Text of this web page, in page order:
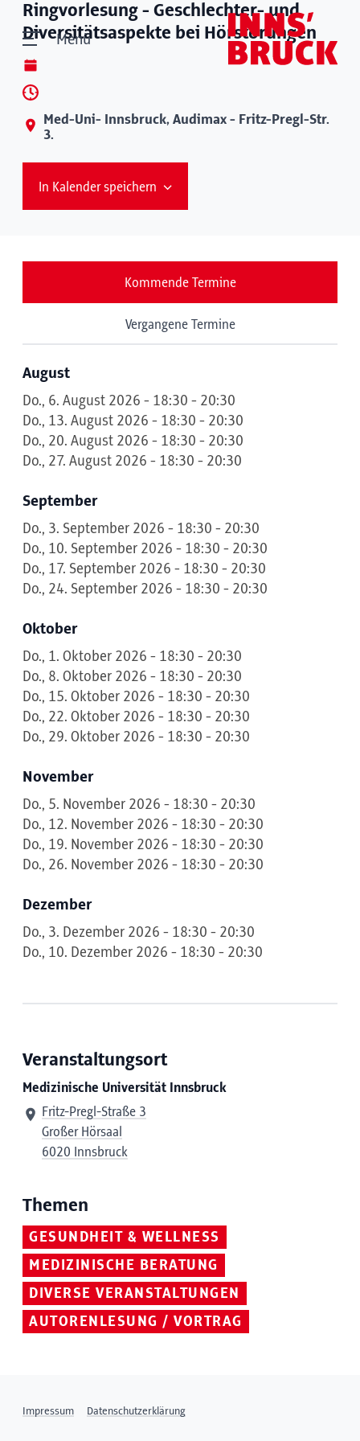
Menü
Ringvorlesung - Geschlechter- und
Diversitätsaspekte bei Hörstörungen
Med-Uni- Innsbruck, Audimax - Fritz-Pregl-Str.
3.
In Kalender speichern
Kommende Termine
Vergangene Termine
August
Do., 6. August 2026 - 18:30 - 20:30
Do., 13. August 2026 - 18:30 - 20:30
Do., 20. August 2026 - 18:30 - 20:30
Do., 27. August 2026 - 18:30 - 20:30
September
Do., 3. September 2026 - 18:30 - 20:30
Do., 10. September 2026 - 18:30 - 20:30
Do., 17. September 2026 - 18:30 - 20:30
Do., 24. September 2026 - 18:30 - 20:30
Oktober
Do., 1. Oktober 2026 - 18:30 - 20:30
Do., 8. Oktober 2026 - 18:30 - 20:30
Do., 15. Oktober 2026 - 18:30 - 20:30
Do., 22. Oktober 2026 - 18:30 - 20:30
Do., 29. Oktober 2026 - 18:30 - 20:30
November
Do., 5. November 2026 - 18:30 - 20:30
Do., 12. November 2026 - 18:30 - 20:30
Do., 19. November 2026 - 18:30 - 20:30
Do., 26. November 2026 - 18:30 - 20:30
Dezember
Do., 3. Dezember 2026 - 18:30 - 20:30
Do., 10. Dezember 2026 - 18:30 - 20:30
Veranstaltungsort
Medizinische Universität Innsbruck
Fritz-Pregl-Straße 3
Großer Hörsaal
6020 Innsbruck
Themen
GESUNDHEIT & WELLNESS
MEDIZINISCHE BERATUNG
DIVERSE VERANSTALTUNGEN
AUTORENLESUNG / VORTRAG
Impressum Datenschutzerklärung